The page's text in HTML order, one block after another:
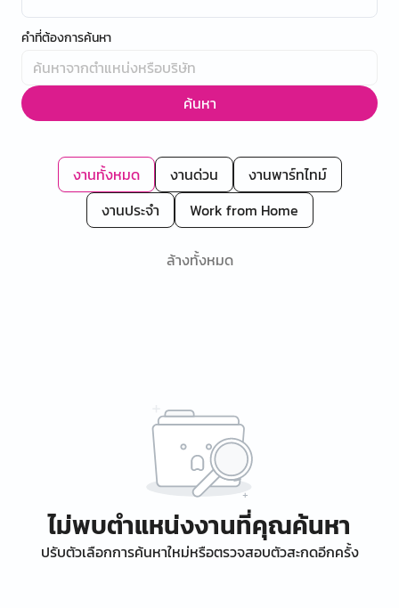
คำที่ต้องการค้นหา
ค้นหา
งานทั้งหมด งานด่วน
งานพาร์ทไทม์
งานประจำ
Work from Home
ล้างทั้งหมด
ไม่พบตำแหน่งงานที่คุณค้นหา
ปรับตัวเลือกการค้นหาใหม่หรือตรวจสอบตัวสะกดอีกครั้ง